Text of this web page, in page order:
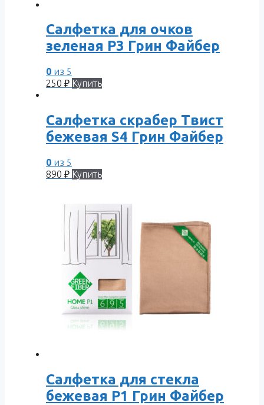
Салфетка для очков
зеленая Р3 Грин Файбер
0 из 5
250 ₽ Купить
Салфетка скрабер Твист
бежевая S4 Грин Файбер
0 из 5
890 ₽ Купить
Салфетка для стекла
бежевая P1 Грин Файбер